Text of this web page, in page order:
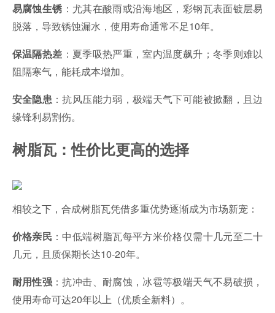
易腐蚀生锈 ：尤其在酸雨或沿海地区，彩钢瓦表面镀层易
脱落，导致锈蚀漏水，使用寿命通常不足10年。
保温隔热差 ：夏季吸热严重，室内温度飙升；冬季则难以
阻隔寒气，能耗成本增加。
安全隐患 ：抗风压能力弱，极端天气下可能被掀翻，且边
缘锋利易割伤。
树脂瓦：性价比更高的选择
相较之下，合成树脂瓦凭借多重优势逐渐成为市场新宠：
价格亲民 ：中低端树脂瓦每平方米价格仅需十几元至二十
几元，且质保期长达10-20年。
耐用性强 ：抗冲击、耐腐蚀，冰雹等极端天气不易破损，
使用寿命可达20年以上（优质全新料）。